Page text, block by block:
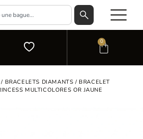
0
/ BRACELETS DIAMANTS / BRACELET
MULTICOLORES OR JAUNE